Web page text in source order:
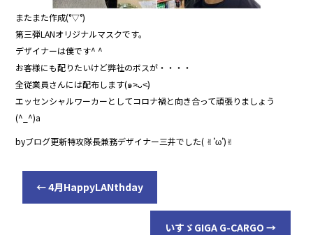
またまた作成(°▽°)
第三弾LANオリジナルマスクです。
デザイナーは僕です^ ^
お客様にも配りたいけど弊社のボスが・・・・
全従業員さんには配布します(๑˃̵ᴗ˂̵)
エッセンシャルワーカーとしてコロナ禍と向き合って頑張りましょう
(^_^)a
byブログ更新特攻隊長兼務デザイナー三井でした( ✌︎’ω’)✌︎
←4月HappyLANthday
いすゞGIGA G-CARGO →